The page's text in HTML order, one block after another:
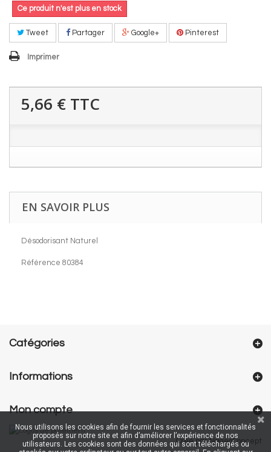
Ce produit n'est plus en stock
Tweet Partager Google+ Pinterest
Imprimer
5,66 € TTC
EN SAVOIR PLUS
Désodorisant Naturel
Référence 80384
Catégories
Informations
Mon compte
Créé par NageoConcept
Nous utilisons les cookies afin de fournir les services et fonctionnalités
proposés sur notre site et afin d’améliorer l’expérience de nos
utilisateurs. Les cookies sont des données qui sont téléchargés ou